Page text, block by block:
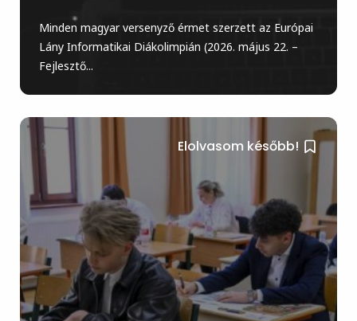
Minden magyar versenyző érmet szerzett az Európai
Lány Informatikai Diákolimpián (2026. május 22. –
Fejlesztő...
Elolvasom később!